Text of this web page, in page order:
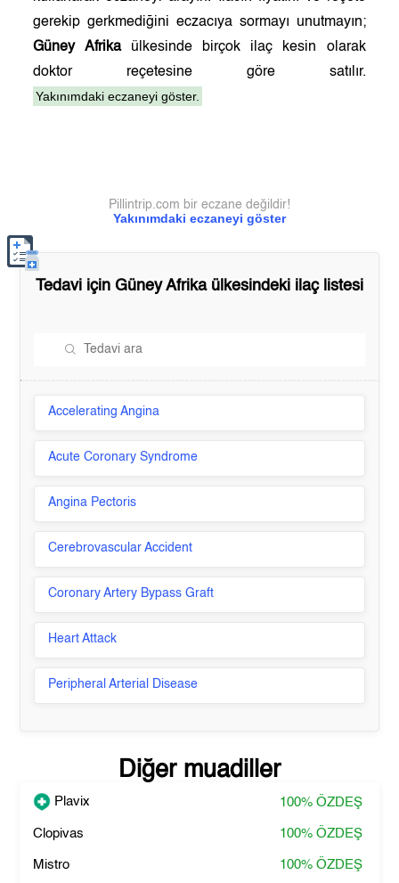
gerekip gerkmediğini eczacıya sormayı unutmayın;
Güney Afrikaülkesinde birçok ilaç kesin olarak
doktor reçetesine göre satılır.
Yakınımdaki eczaneyi göster.
Yakınımdaki eczaneyi göster
Pillintrip.com bir eczane değildir!
Tedavi için Güney Afrikaülkesindeki ilaç listesi
Accelerating Angina
Acute Coronary Syndrome
Angina Pectoris
Cerebrovascular Accident
Coronary Artery Bypass Graft
Heart Attack
Peripheral Arterial Disease
Diğer muadiller
Plavix 100% ÖZDEŞ
Clopivas 100% ÖZDEŞ
Mistro 100% ÖZDEŞ